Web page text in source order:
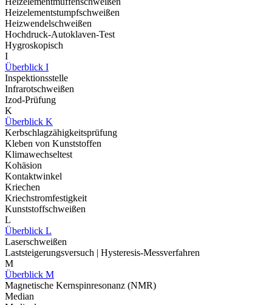
Heizelementstumpfschweißen
Heizwendelschweißen
Hochdruck-Autoklaven-Test
Hygroskopisch
I
Überblick I
Inspektionsstelle
Infrarotschweißen
Izod-Prüfung
K
Überblick K
Kerbschlagzähigkeitsprüfung
Kleben von Kunststoffen
Klimawechseltest
Kohäsion
Kontaktwinkel
Kriechen
Kriechstromfestigkeit
Kunststoffschweißen
L
Überblick L
Laserschweißen
Laststeigerungsversuch | Hysteresis-Messverfahren
M
Überblick M
Magnetische Kernspinresonanz (NMR)
Median